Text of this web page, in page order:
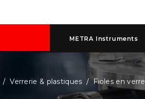
METRA Instruments
Verrerie & plastiques Fioles en verre